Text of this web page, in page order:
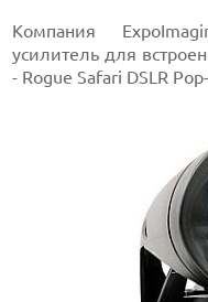
Компания
усилитель для
- Rogue Safari DSLR